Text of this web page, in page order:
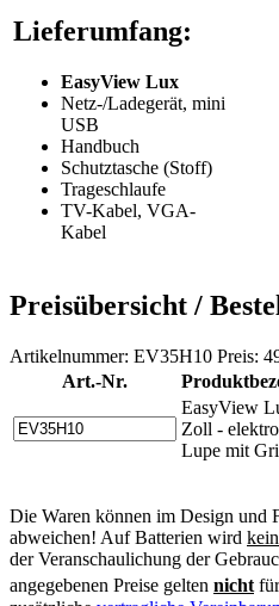
Lieferumfang:
EasyView Lux
Netz-/Ladegerät, mini
USB
Handbuch
Schutztasche (Stoff)
Trageschlaufe
TV-Kabel, VGA-
Kabel
Preisübersicht /
Artikelnummer: EV35H10 Preis:
Art.-Nr.
EasyView
Zoll -
Lupe mit
Die Waren können im Design und
abweichen! Auf Batterien wird
der Veranschaulichung der
angegebenen Preise gelten nichtfür